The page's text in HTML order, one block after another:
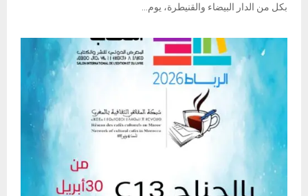
بكل من الدار البيضاء والقنيطرة، يوم...